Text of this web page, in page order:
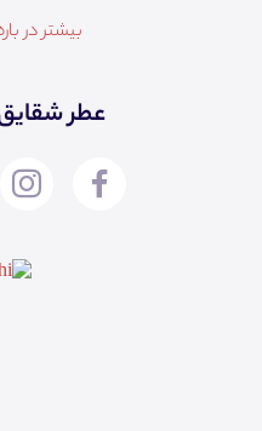
بیشتر در
عطر شقایق